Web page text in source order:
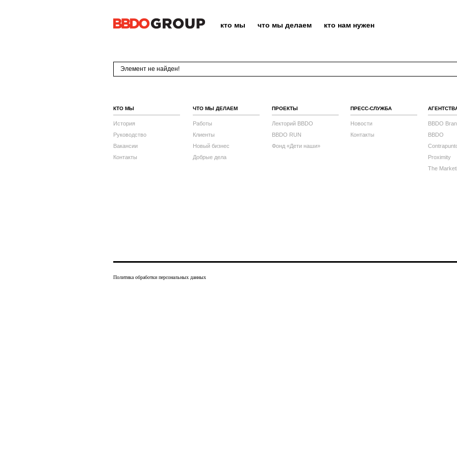
кто мы что мы делаем кто нам нужен
Элемент не найден!
КТО МЫ
История
Руководство
Вакансии
Контакты
ЧТО МЫ ДЕЛАЕМ
Работы
Клиенты
Новый бизнес
Добрые дела
ПРОЕКТЫ
Лекторий BBDO
BBDO RUN
Фонд «Дети наши»
ПРЕСС-СЛУЖБА
Новости
Контакты
BBDO
BBDO
Proximity
The
Политика обработки персональных данных